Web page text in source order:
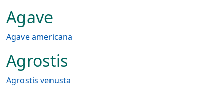
Agave
Agave americana
Agrostis
Agrostis venusta